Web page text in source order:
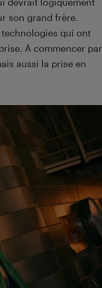
son grand frère.
qui ont
À commencer par
aussi la prise en